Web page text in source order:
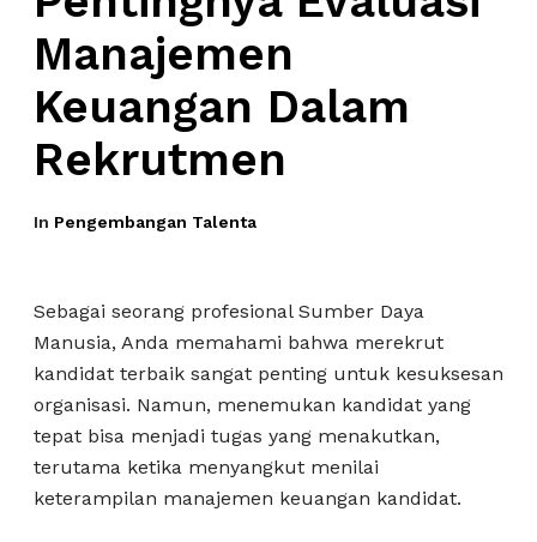
Manajemen
Keuangan Dalam
Rekrutmen
In Pengembangan Talenta
Sebagai seorang profesional Sumber Daya
Manusia, Anda memahami bahwa merekrut
kandidat terbaik sangat penting untuk kesuksesan
organisasi. Namun, menemukan kandidat yang
tepat bisa menjadi tugas yang menakutkan,
terutama ketika menyangkut menilai
keterampilan manajemen keuangan kandidat.